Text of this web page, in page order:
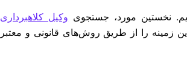
نخستین مورد، جستجوی وکیل کلاهبرداری
را از طریق روش‌های قانونی و معتبر